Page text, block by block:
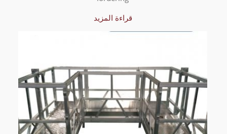
قراءة المزيد